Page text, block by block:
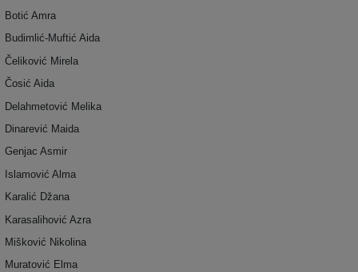
Botić Amra
Budimlić-Muftić Aida
Čeliković Mirela
Čosić Aida
Delahmetović Melika
Dinarević Maida
Genjac Asmir
Islamović Alma
Karalić Džana
Karasalihović Azra
Mišković Nikolina
Muratović Elma